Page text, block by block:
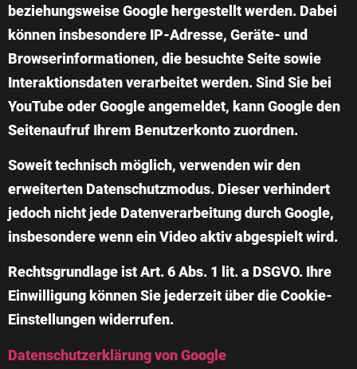
beziehungsweise Google hergestellt werden. Dabei
können insbesondere IP-Adresse, Geräte- und
Browserinformationen, die besuchte Seite sowie
Interaktionsdaten verarbeitet werden. Sind Sie bei
YouTube oder Google angemeldet, kann Google den
Seitenaufruf Ihrem Benutzerkonto zuordnen.
Soweit technisch möglich, verwenden wir den
erweiterten Datenschutzmodus. Dieser verhindert
jedoch nicht jede Datenverarbeitung durch Google,
insbesondere wenn ein Video aktiv abgespielt wird.
Rechtsgrundlage ist Art. 6 Abs. 1 lit. a DSGVO. Ihre
Einwilligung können Sie jederzeit über die Cookie-
Einstellungen widerrufen.
Datenschutzerklärung von Google